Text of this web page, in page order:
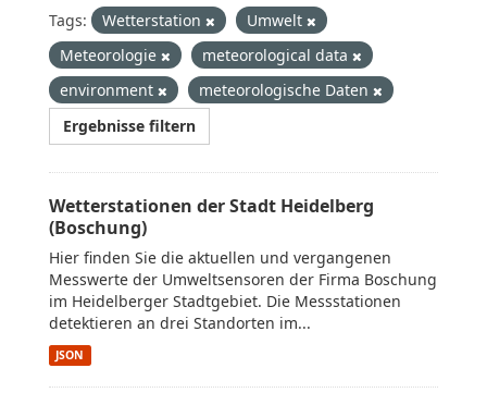
Tags: Wetterstation
Umwelt
Meteorologie
meteorological data
environment
meteorologische Daten
Ergebnisse filtern
Wetterstationen der Stadt Heidelberg
(Boschung)
Hier finden Sie die aktuellen und vergangenen
Messwerte der Umweltsensoren der Firma Boschung
im Heidelberger Stadtgebiet. Die Messstationen
detektieren an drei Standorten im...
JSON